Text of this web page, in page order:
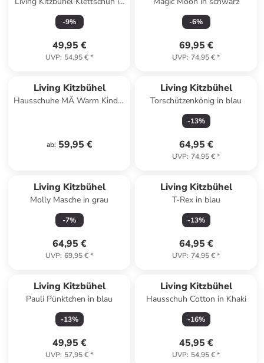
grün
-9%
49,95 €
UVP: 54,95 €*
-6%
69,95 €
UVP: 74,95 €*
Living Kitzbühel
Hausschuhe MÄ Warm Kinder
ab: 59,95 €
Living Kitzbühel
Torschützenkönig in blau
-13%
64,95 €
UVP: 74,95 €*
Living Kitzbühel
Molly Masche in grau
-7%
64,95 €
UVP: 69,95 €*
Living Kitzbühel
T-Rex in blau
-13%
64,95 €
UVP: 74,95 €*
Living Kitzbühel
Pauli Pünktchen in blau
-13%
49,95 €
UVP: 57,95 €*
Living Kitzbühel
Hausschuh Cotton in Khaki
-16%
45,95 €
UVP: 54,95 €*